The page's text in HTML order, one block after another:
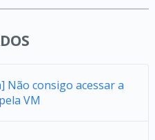
Não consigo acessar a
VM